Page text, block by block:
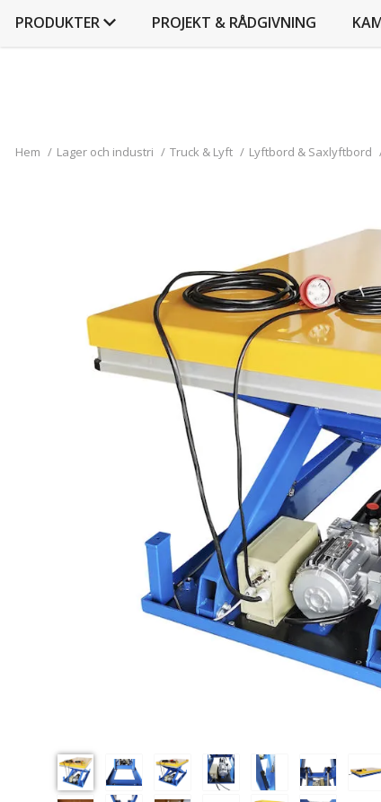
PRODUKTER PROJEKT & RÅDGIVNING
Hem / Lager och industri / Truck & Lyft / Lyftbord & Saxlyftbord